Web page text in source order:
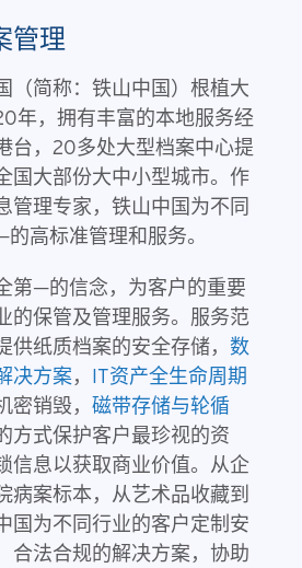
管理
（简称：铁山中国）根植大
年，拥有丰富的本地服务经
台，20多处大型档案中心提
国大部份大中小型城市。作
管理专家，铁山中国为不同
高标准管理和服务。
第—的信念，为客户的重要
的保管及管理服务。服务范
供纸质档案的安全存储， 数
决方案， IT资产全生命周期
密销毁， 磁带存储与轮循
方式保护客户最珍视的资
信息以获取商业价值。从企
病案标本，从艺术品收藏到
国为不同行业的客户定制安
合法合规的解决方案，协助